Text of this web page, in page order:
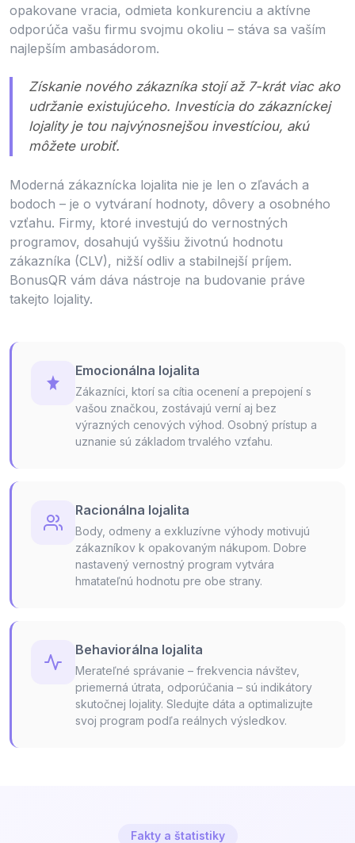
opakovane vracia, odmieta konkurenciu a aktívne
odporúča vašu firmu svojmu okoliu – stáva sa vaším
najlepším ambasádorom.
Získanie nového zákazníka stojí až 7-krát viac ako
udržanie existujúceho. Investícia do zákazníckej
lojality je tou najvýnosnejšou investíciou, akú
môžete urobiť.
Moderná zákaznícka lojalita nie je len o zľavách a
bodoch – je o vytváraní hodnoty, dôvery a osobného
vzťahu. Firmy, ktoré investujú do vernostných
programov, dosahujú vyššiu životnú hodnotu
zákazníka (CLV), nižší odliv a stabilnejší príjem.
BonusQR vám dáva nástroje na budovanie práve
takejto lojality.
Emocionálna lojalita
Zákazníci, ktorí sa cítia ocenení a prepojení s
vašou značkou, zostávajú verní aj bez
výrazných cenových výhod. Osobný prístup a
uznanie sú základom trvalého vzťahu.
Racionálna lojalita
Body, odmeny a exkluzívne výhody motivujú
zákazníkov k opakovaným nákupom. Dobre
nastavený vernostný program vytvára
hmatateľnú hodnotu pre obe strany.
Behaviorálna lojalita
Merateľné správanie – frekvencia návštev,
priemerná útrata, odporúčania – sú indikátory
skutočnej lojality. Sledujte dáta a optimalizujte
svoj program podľa reálnych výsledkov.
Fakty a štatistiky